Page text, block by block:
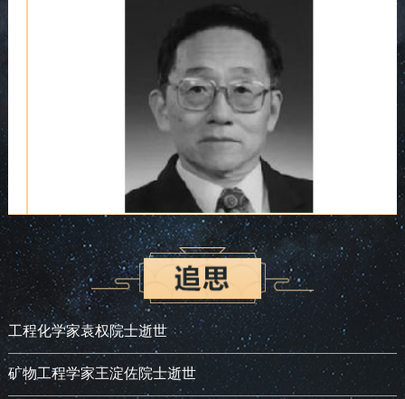
工程化学家袁权院士逝世
矿物工程学家王淀佐院士逝世